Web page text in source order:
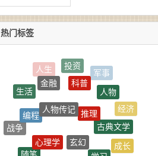
热门标签
生活
金融
科普
人物
经济
战争
编程
人物传记
推理
古典文学
成长
随笔
心理学 玄幻
学习
思想